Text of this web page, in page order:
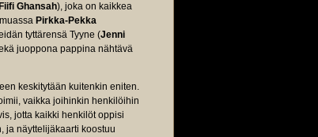
Fiifi Ghansah), joka on kaikkea
Pirkka-Pekka
tyttärensä Tyyne (Jenni
juoppona pappina nähtävä
keskitytään kuitenkin eniten.
vaikka joihinkin henkilöihin
jotta kaikki henkilöt oppisi
ja näyttelijäkaarti koostuu